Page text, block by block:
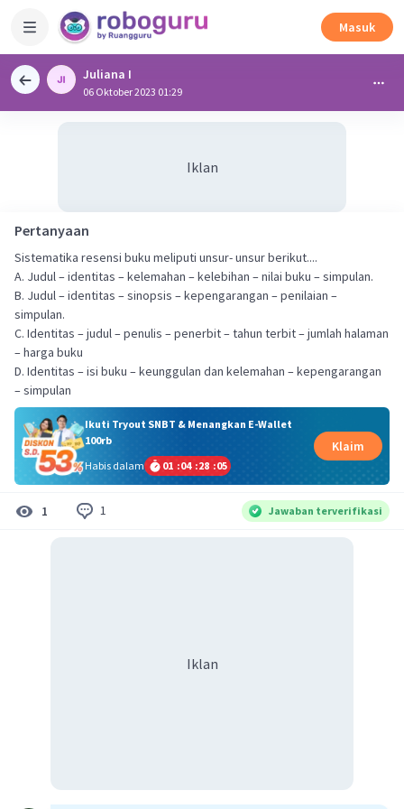
Masuk
Juliana I
06 Oktober 2023 01:29
Iklan
Pertanyaan
Sistematika resensi buku meliputi unsur- unsur berikut....
A. Judul – identitas – kelemahan – kelebihan – nilai buku – simpulan.
B. Judul – identitas – sinopsis – kepengarangan – penilaian –
simpulan.
C. Identitas – judul – penulis – penerbit – tahun terbit – jumlah halaman
– harga buku
D. Identitas – isi buku – keunggulan dan kelemahan – kepengarangan
– simpulan
Ikuti Tryout SNBT & Menangkan E-Wallet
100rb
Habis dalam
01 :04 :28 :05
Klaim
1 1 Jawaban terverifikasi
Iklan